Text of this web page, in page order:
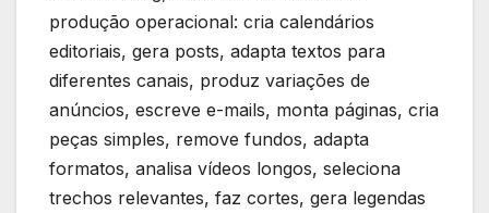
produção operacional: cria calendários
editoriais, gera posts, adapta textos para
diferentes canais, produz variações de
anúncios, escreve e-mails, monta páginas, cria
peças simples, remove fundos, adapta
formatos, analisa vídeos longos, seleciona
trechos relevantes, faz cortes, gera legendas